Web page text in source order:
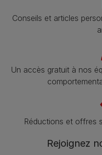
Conseils et articles
Un accès gratuit à nos
Réductions et offres
Rejoignez